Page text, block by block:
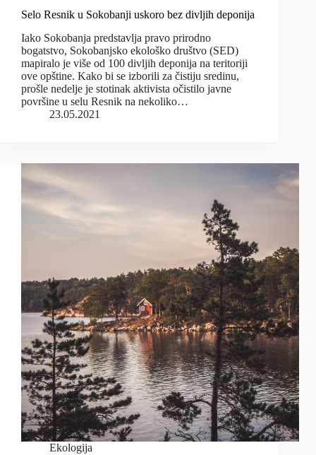
Selo Resnik u Sokobanji uskoro bez divljih deponija
Iako Sokobanja predstavlja pravo prirodno
bogatstvo, Sokobanjsko ekološko društvo (SED)
mapiralo je više od 100 divljih deponija na teritoriji
ove opštine. Kako bi se izborili za čistiju sredinu,
prošle nedelje je stotinak aktivista očistilo javne
površine u selu Resnik na nekoliko…
23.05.2021
Ekologija